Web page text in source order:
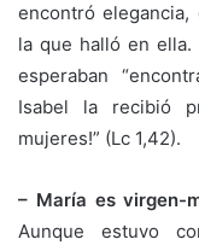
encontró
la que halló en
esperaban
Isabel la recibió
mujeres!” (Lc 1,42).
– María es virgen-
Aunque estuvo